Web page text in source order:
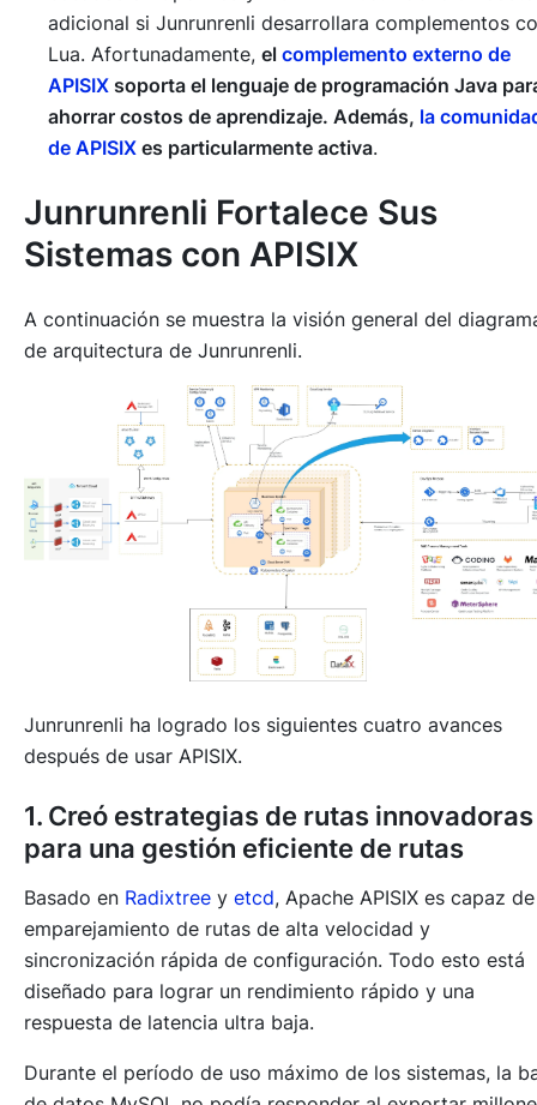
adicional si Junrunrenli desarrollara complementos
Lua. Afortunadamente, el complemento externo de
APISIX soporta el lenguaje de programación Java
ahorrar costos de aprendizaje. Además, la
de APISIX es particularmente activa.
Junrunrenli Fortalece Sus
Sistemas con APISIX
A continuación se muestra la visión general del
de arquitectura de Junrunrenli.
Junrunrenli ha logrado los siguientes cuatro avances
después de usar APISIX.
1. Creó estrategias de rutas innovadoras
para una gestión eficiente de rutas
Basado en Radixtree y etcd, Apache APISIX es capaz de
emparejamiento de rutas de alta velocidad y
sincronización rápida de configuración. Todo esto está
diseñado para lograr un rendimiento rápido y una
respuesta de latencia ultra baja.
Durante el período de uso máximo de los sistemas, la